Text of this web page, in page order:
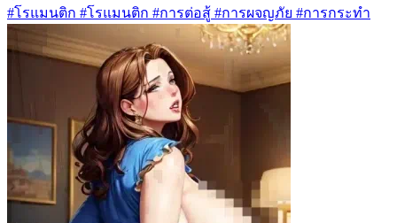
#โรแมนติก #โรแมนติก #การต่อสู้ #การผจญภัย #การกระทำ